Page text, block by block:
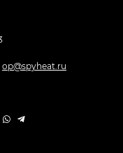
op@spyheat.ru